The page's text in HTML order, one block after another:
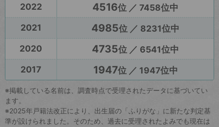
2022
4516位 ／ 7458位中
2021
4985位 ／ 8231位中
2020
4735位 ／ 6541位中
2017
1947位 ／ 1947位中
※掲載している名前は、調査時点で受理されたデータに基づいてい
ます。
※2025年戸籍法改正により、出生届の「ふりがな」に新たな判定基
準が設けられました。そのため、過去に受理されたよみでも現在は